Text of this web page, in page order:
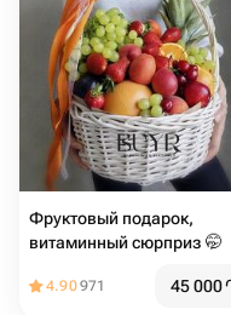
Фруктовый подарок,
витаминный сюрприз 🤭
4.90971 45 000